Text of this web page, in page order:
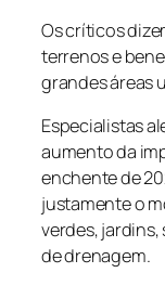
Os críticos
terrenos e
grandes áreas
Especialistas
aumento da
enchente de
justamente o
verdes,
de drenagem.